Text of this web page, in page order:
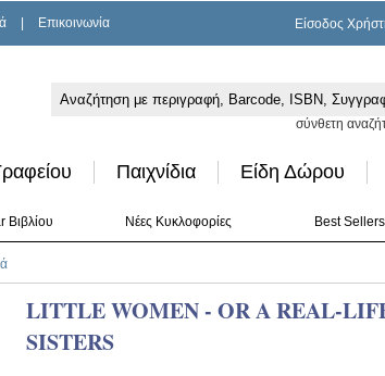
Επικοινωνία Είσοδος
σύνθετη
Παιχνίδια Είδη Δώρου
Βιβλίου Νέες Κυκλοφορίες Best Sellers
LITTLE WOMEN - OR A REAL-
SISTERS